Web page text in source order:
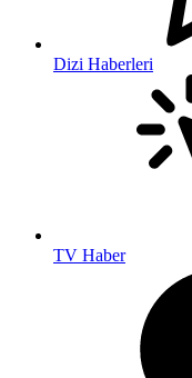
Dizi Haberleri
TV Haber